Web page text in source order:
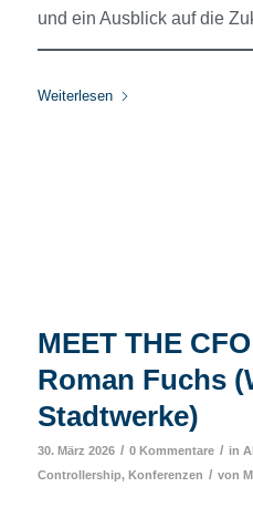
und ein Ausblick auf die
Weiterlesen
MEET THE
Roman Fuchs
Stadtwerke)
30. März 2026 / 0 Kommentare / in
Controllership, Konferenzen / von